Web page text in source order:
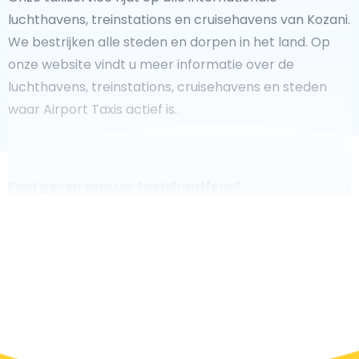
luchthavens, treinstations en cruisehavens van Kozani.
We bestrijken alle steden en dorpen in het land. Op
onze website vindt u meer informatie over de
luchthavens, treinstations, cruisehavens en steden
waar Airport Taxis actief is.
mogelijk heeft gemaakt, dan bent u van harte welkom